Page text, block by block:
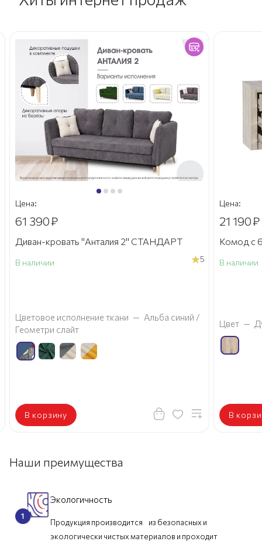
Цена:
61 390₽
Диван-кровать "Анталия 2" СТАНДАРТ
В наличии 5
Цветовое исполнение ткани — Альба синий /
Геометри слайт
В корзину
Цена:
21 190₽
Комод с
В наличии
Цвет —
В
Наши преимущества
Экологичность
Продукция производится из безопасных и
экологически чистых материалов и проходит